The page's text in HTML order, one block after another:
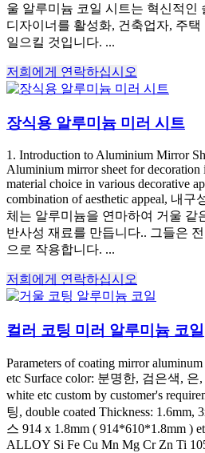
울 알루미늄 코일 시트는 혁신적인
디자이너를 활성화, 건축업자, 주
일으킬 것입니다. ...
저희에게 연락하십시오
장식용 알루미늄 미러 시트
1. Introduction to Aluminium Mirror
Aluminium mirror sheet for decoration
material choice in various decorative
combination of aesthetic appeal, 내구
체는 알루미늄을 연마하여 거울 같
반사성 재료를 만듭니다.. 그들은
으로 작용합니다. ...
저희에게 연락하십시오
컬러 코팅 미러 알루미늄 코일
Parameters of coating mirror
etc Surface color: 분명한, 검은색, 은
white etc custom by customer's
팅, double coated Thickness: 1.6mm,
스 914 x 1.8mm ( 914*610*1.8mm )
ALLOY Si Fe Cu Mn Mg Cr Zn Ti